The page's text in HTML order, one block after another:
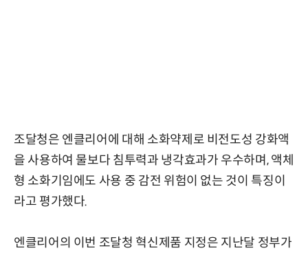
조달청은 엔클리어에 대해 소화약제로 비전도성 강화액
을 사용하여 물보다 침투력과 냉각효과가 우수하며, 액체
형 소화기임에도 사용 중 감전 위험이 없는 것이 특징이
라고 평가했다.
엔클리어의 이번 조달청 혁신제품 지정은 지난달 정부가